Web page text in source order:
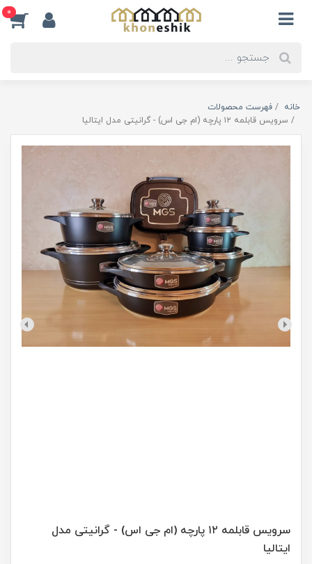
0
خانه
فهرست محصولات
سرویس قابلمه ۱۲ پارچه (ام جی اس) - گرانیتی مدل ایتالیا
سرویس قابلمه ۱۲ پارچه (ام جی اس) - گرانیتی مدل
ایتالیا